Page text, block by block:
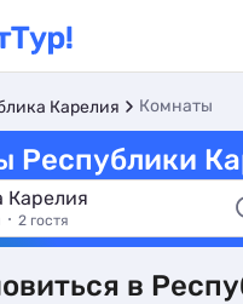
Карелия Комнаты
Республики
Карелия
2 гостя
в